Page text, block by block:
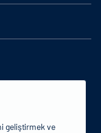
geliştirmek ve